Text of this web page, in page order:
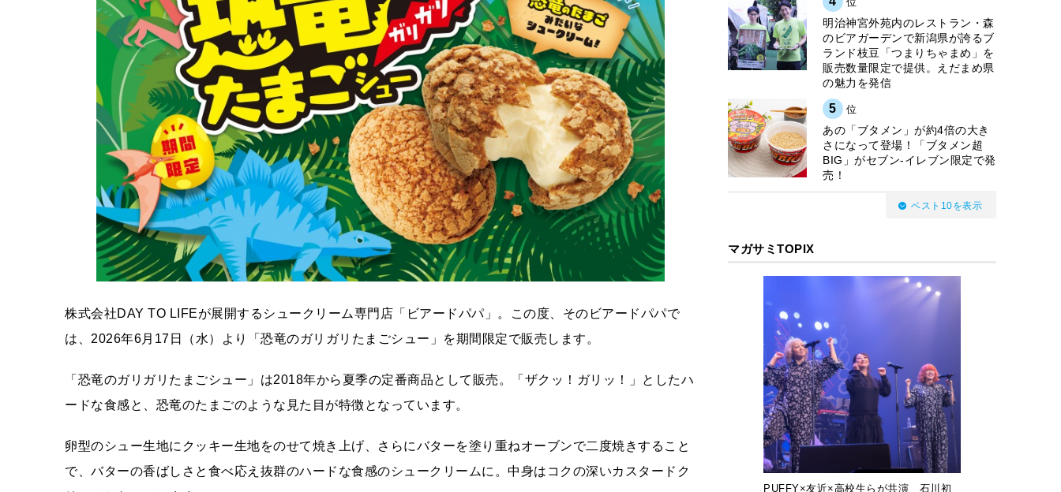
株式会社DAY TO LIFEが展開するシュークリーム専門店「ビアードパパ」。この度、そのビアードパパで
は、2026年6月17日（水）より「恐竜のガリガリたまごシュー」を期間限定で販売します。
「恐竜のガリガリたまごシュー」は2018年から夏季の定番商品として販売。「ザクッ！ガリッ！」としたハ
ードな食感と、恐竜のたまごのような見た目が特徴となっています。
卵型のシュー生地にクッキー生地をのせて焼き上げ、さらにバターを塗り重ねオーブンで二度焼きすること
で、バターの香ばしさと食べ応え抜群のハードな食感のシュークリームに。中身はコクの深いカスタードク
明治神宮外苑内のレストラン・森
のビアガーデンで新潟県が誇るブ
ランド枝豆「つまりちゃまめ」を
販売数量限定で提供。えだまめ県
の魅力を発信
5 位
あの「ブタメン」が約4倍の大き
さになって登場！「ブタメン超
BIG」がセブン‐イレブン限定で発
売！
ベスト10を表示
マガサミTOPIX
PUFFY×友近×高校生らが共演 石川初